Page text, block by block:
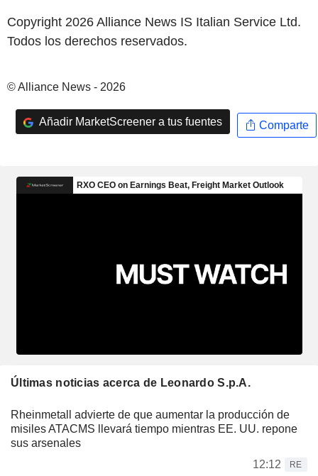
Copyright 2026 Alliance News IS Italian Service Ltd.
Todos los derechos reservados.
© Alliance News - 2026
Añadir MarketScreener a tus fuentes Comparte
Últimas noticias acerca de Leonardo S.p.A.
Rheinmetall advierte de que aumentar la producción de
misiles ATACMS llevará tiempo mientras EE. UU. repone
sus arsenales
12:12
RE